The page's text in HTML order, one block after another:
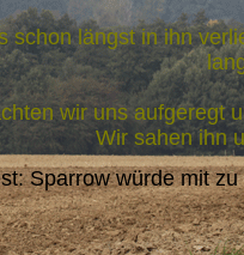
schon längst in ihn
wir uns aufgeregt
Wir sahen ihn
Sparrow würde mit